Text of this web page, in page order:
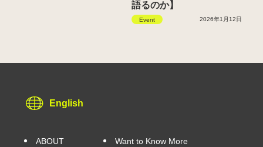
語るのか】
Event 2026年1月12日
English
ABOUT Want to Know More